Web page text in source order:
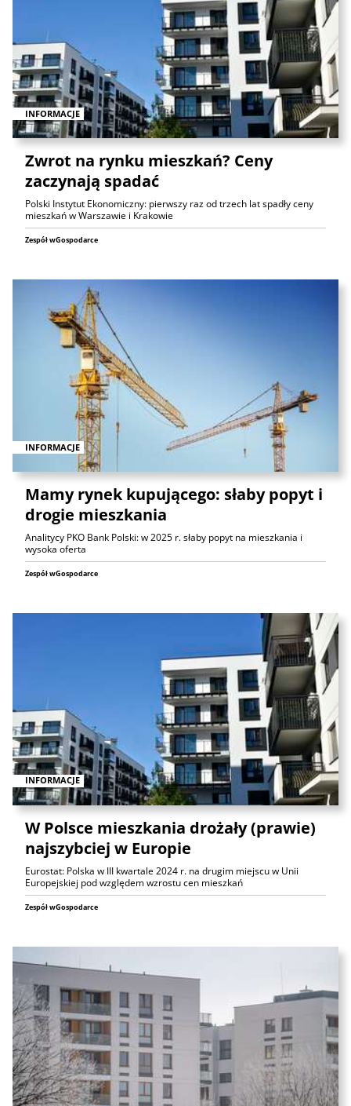
INFORMACJE
Zwrot na rynku mieszkań? Ceny
zaczynają spadać
Polski Instytut Ekonomiczny: pierwszy raz od trzech lat spadły ceny
mieszkań w Warszawie i Krakowie
Zespół wGospodarce
INFORMACJE
Mamy rynek kupującego: słaby popyt i
drogie mieszkania
Analitycy PKO Bank Polski: w 2025 r. słaby popyt na mieszkania i
wysoka oferta
Zespół wGospodarce
INFORMACJE
W Polsce mieszkania drożały (prawie)
najszybciej w Europie
Eurostat: Polska w III kwartale 2024 r. na drugim miejscu w Unii
Europejskiej pod względem wzrostu cen mieszkań
Zespół wGospodarce